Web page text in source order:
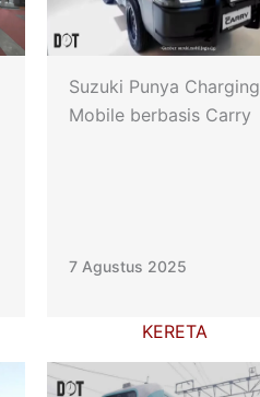
Suzuki Punya Charging
Mobile berbasis Carry
7 Agustus 2025
KERETA